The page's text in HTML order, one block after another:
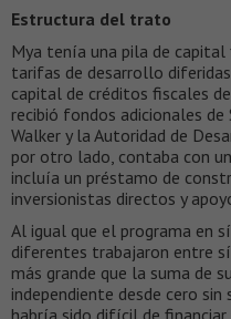
Estructura del trato
Mya tenía una pila de
tarifas de desarrollo
capital de créditos fiscales
recibió fondos adicionales
Walker y la Autoridad de
por otro lado, contaba con
incluía un préstamo de
inversionistas directos y
Al igual que el programa en
diferentes trabajaron entre
más grande que la suma de
independiente desde cero